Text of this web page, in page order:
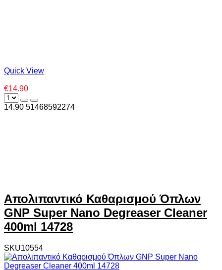
Quick View
€14.90
14.90 51468592274
Απολιπαντικό Καθαρισμού Όπλων
GNP Super Nano Degreaser Cleaner
400ml 14728
SKU10554